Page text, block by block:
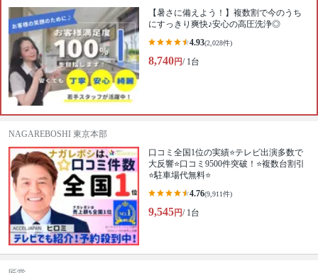
【暑さに備えよう！】複数割で今のうち
にすっきり爽快♪︎安心の高圧洗浄◎
4.93(2,028件)
8,740円/ 1台
NAGAREBOSHI 東京本部
口コミ全国1位の実績⭐テレビ出演多数で
大反響⭐口コミ9500件突破！⭐複数台割引
⭐駐車場代無料⭐
4.76(9,911件)
9,545円/ 1台